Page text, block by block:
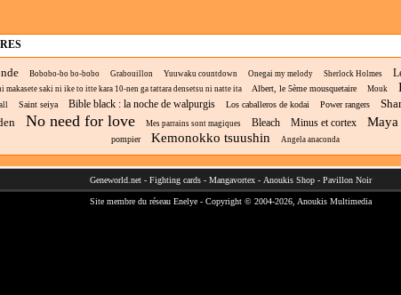
Bobobo-bo bo-bobo Grabouillon Yuuwaku countdown Onegai my melody Sherlock Holmes
makasete saki ni ike to itte kara 10-nen ga tattara densetsu ni natte ita Albert, le 5ème mousquetaire Mouk
Saint seiya Bible black : la noche de walpurgis Los caballeros de kodai Power rangers
No need for love Mes parrains sont magiques Bleach Minus et cortex Maya
pompier
Kemonokko tsuushin Angela anaconda
Geneworld.net- Fighting cards- Mangavortex- Anoukis Shop- Pavillon Noir
Site membre du réseau Enelye- Copyright © 2004-2026, Anoukis Multimedia